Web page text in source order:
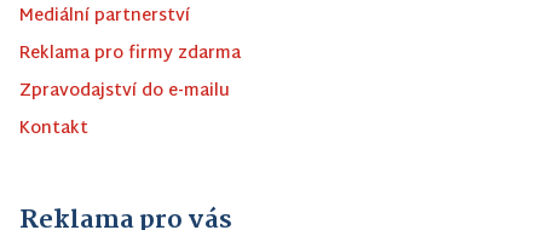
Mediální partnerství
Reklama pro firmy zdarma
Zpravodajství do e-mailu
Kontakt
Reklama pro vás